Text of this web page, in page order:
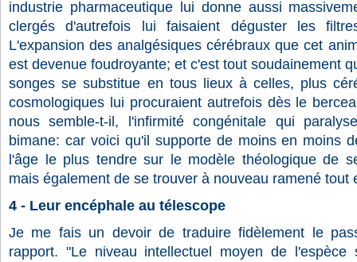
industrie pharmaceutique lui donne aussi
clergés d'autrefois lui faisaient déguster les
L'expansion des analgésiques cérébraux que cet
est devenue foudroyante; et c'est tout soudainement
songes se substitue en tous lieux à celles, plus
cosmologiques lui procuraient autrefois dès le
nous semble-t-il, l'infirmité congénitale qui
bimane: car voici qu'il supporte de moins en moins
l'âge le plus tendre sur le modèle théologique de
mais également de se trouver à nouveau ramené tout
4 - Leur encéphale au télescope
Je me fais un devoir de traduire fidèlement le
rapport. "Le niveau intellectuel moyen de